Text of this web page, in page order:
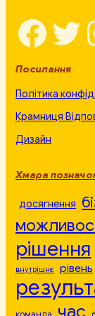
Facebook Twitter
Посилання
Політика
Крамниця
Дизайн
Хмара
досягнення
рішення
внутрішнє рівень
час